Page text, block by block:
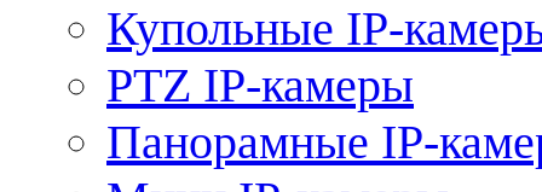
Купольные IP-
PTZ IP-камеры
Панорамные IP-